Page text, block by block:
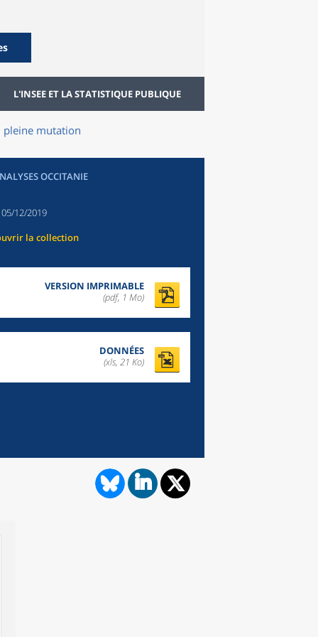
L'INSEE ET LA STATISTIQUE PUBLIQUE
pleine mutation
OCCITANIE
05/12/2019
la collection
VERSION IMPRIMABLE
(pdf, 1 Mo)
DONNÉES
(xls, 21 Ko)